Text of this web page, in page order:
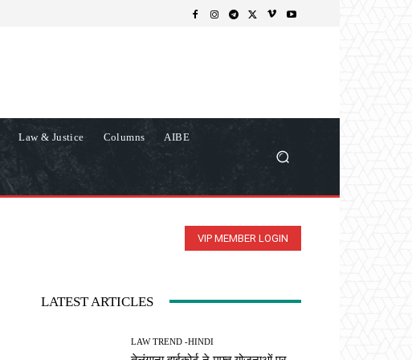
Law & Justice Columns AIBE
VIP MEMBER LOGIN
LATEST ARTICLES
LAW TREND -HINDI